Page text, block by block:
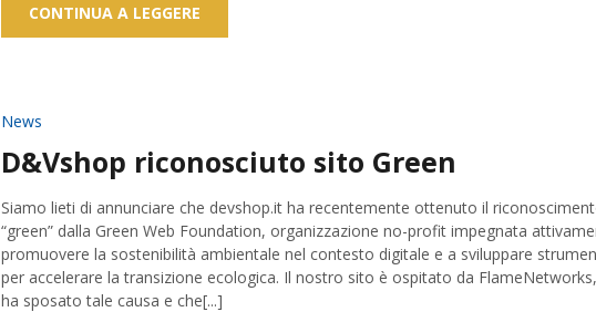
CONTINUA A LEGGERE
News
D&Vshop riconosciuto sito Green
Siamo lieti di annunciare che devshop.it ha recentemente ottenuto il
“green” dalla Green Web Foundation, organizzazione no-profit impegnata
promuovere la sostenibilità ambientale nel contesto digitale e a sviluppare
per accelerare la transizione ecologica. Il nostro sito è ospitato da
ha sposato tale causa e che[...]